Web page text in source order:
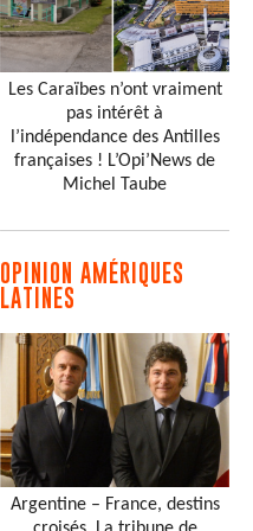
Les Caraïbes n’ont vraiment
pas intérêt à
l’indépendance des Antilles
françaises ! L’Opi’News de
Michel Taube
OPINION AMÉRIQUES
LATINES
Argentine – France, destins